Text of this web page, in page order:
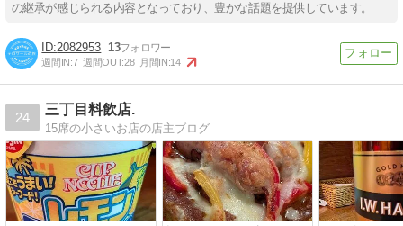
の継承が感じられる内容となっており、豊かな話題を提供しています。
2082953 13
週間IN:7 週間OUT:28 月間IN:14
24
三丁目料飲店.
15席の小さいお店の店主ブログ